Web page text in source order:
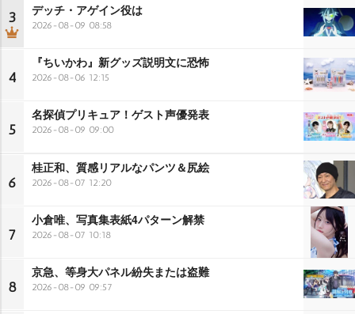
3 デッチ・アゲイン役は
2026-08-09 08:58
4
『ちいかわ』新グッズ説明文に恐怖
2026-08-06 12:15
5
名探偵プリキュア！ゲスト声優発表
2026-08-09 09:00
6
桂正和、質感リアルなパンツ＆尻絵
2026-08-07 12:20
7
小倉唯、写真集表紙4パターン解禁
2026-08-07 10:18
8
京急、等身大パネル紛失または盗難
2026-08-09 09:57